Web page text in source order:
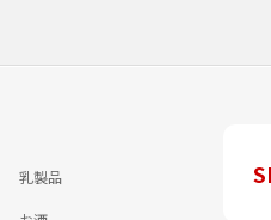
乳製品